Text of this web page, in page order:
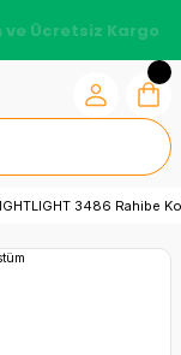
ve Ücretsiz Kargo
3486 Rahibe